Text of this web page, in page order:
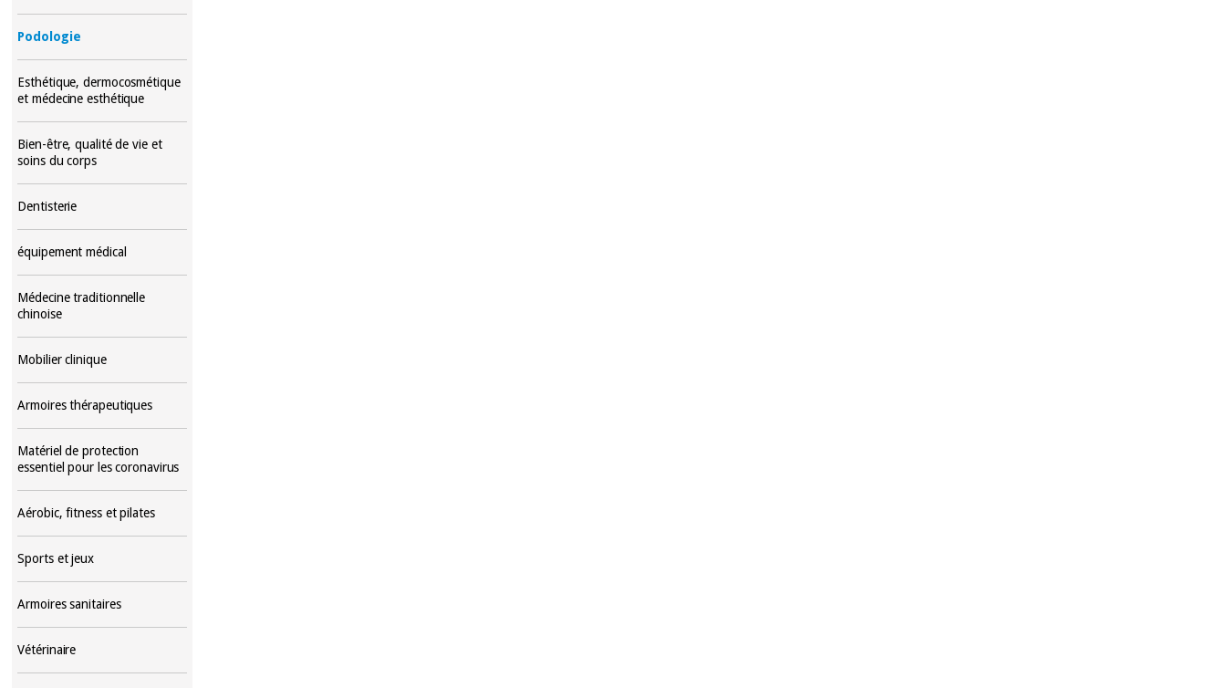
Podologie
Esthétique, dermocosmétique
et médecine esthétique
Bien-être, qualité de vie et
soins du corps
Dentisterie
équipement médical
Médecine traditionnelle
chinoise
Mobilier clinique
Armoires thérapeutiques
Matériel de protection
essentiel pour les coronavirus
Aérobic, fitness et pilates
Sports et jeux
Armoires sanitaires
Vétérinaire